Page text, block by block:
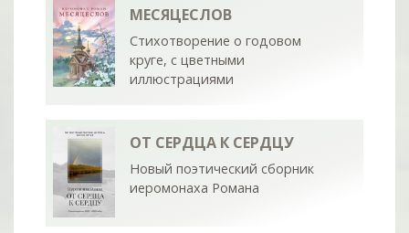
МЕСЯЦЕСЛОВ
Стихотворение о годовом
круге, с цветными
иллюстрациями
ОТ СЕРДЦА К СЕРДЦУ
Новый поэтический сборник
иеромонаха Романа